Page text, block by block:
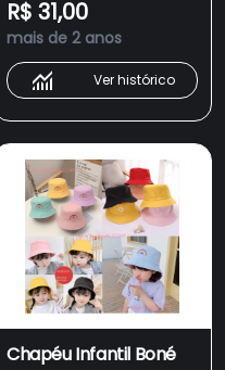
R$ 31,00
mais de 2 anos
Ver histórico
Chapéu Infantil Boné